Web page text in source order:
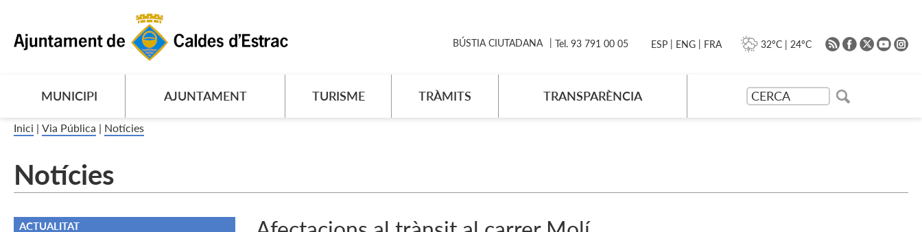
MUNICIPI AJUNTAMENT TURISME TRÀMITS TRANSPARÈNCIA
BÚSTIA CIUTADANA Tel. 93 791 00 05 ESP | ENG | FRA 32ºC | 24ºC
Inici | Via Pública | Notícies
Notícies
ACTUALITAT